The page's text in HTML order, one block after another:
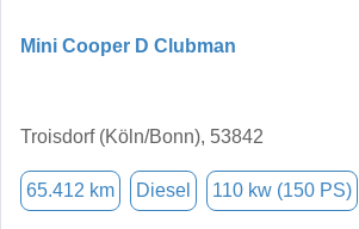
Mini Cooper D Clubman
Troisdorf (Köln/Bonn), 53842
65.412 km Diesel 110 kw (150 PS)